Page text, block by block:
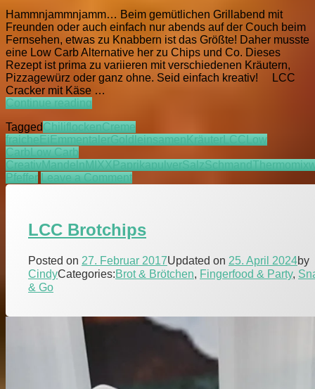
Hammnjammnjamm… Beim gemütlichen Grillabend mit
Freunden oder auch einfach nur abends auf der Couch beim
Fernsehen, etwas zu Knabbern ist das Größte! Daher musste
eine Low Carb Alternative her zu Chips und Co. Dieses
Rezept ist prima zu variieren mit verschiedenen Kräutern,
Pizzagewürz oder ganz ohne. Seid einfach kreativ! LCC
Cracker mit Käse …
Continue readingLCC
mit
Käse
TaggedChiliflockenCreme
fraicheEiEmmentalerGoldleinsamenKräuterLCCLow
CarbLow Carb
CreativMandelnMIXXPaprikapulverSalzSchmandThermomix
Pfeffer Leave a Commenton
Käse
LCC Brotchips
Posted on 27. Februar 2017Updated on 25. April 2024by
CindyCategories:Brot & Brötchen, Fingerfood & Party,
& Go